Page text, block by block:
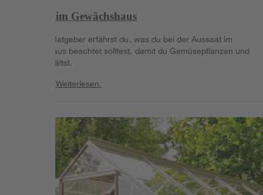
Anzucht im Gewächshaus
In diesem Ratgeber erfährst du, was du bei der Aussaat im
Gewächshaus beachtet solltest, damit du Gemüsepflanzen und
Kräuter erhältst.
WeiterlesenWeiterlesen.